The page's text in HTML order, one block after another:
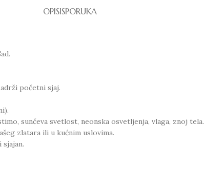
OPISISPORUKA
početni sjaj.
sunčeva svetlost, neonska osvetljenja, vlaga, znoj tela.
zlatara ili u kućnim uslovima.